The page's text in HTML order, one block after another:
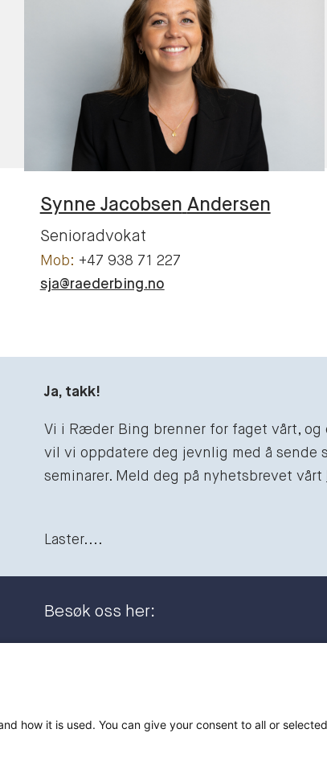
Synne Jacobsen Andersen
Senioradvokat
+47 938 71 227
sja@raederbing.no
Ja, takk!
Vi i Ræder Bing brenner for faget vårt,
vil vi oppdatere deg jevnlig med å sende
seminarer. Meld deg på nyhetsbrevet vårt
Laster....
Besøk oss her:
Postadresse:
how it is used. You can give your consent to all or